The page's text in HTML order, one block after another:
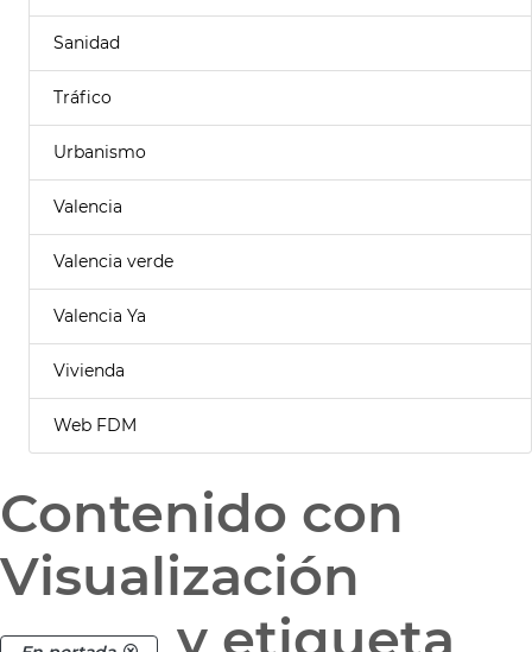
Sanidad
Tráfico
Urbanismo
Valencia
Valencia verde
Valencia Ya
Vivienda
Web FDM
Contenido con
Visualización
y etiqueta